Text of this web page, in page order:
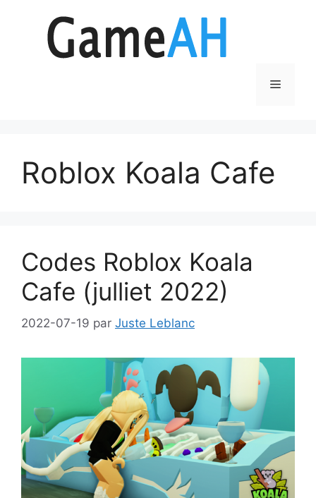
Menu
Roblox Koala Cafe
Codes Roblox Koala
Cafe (julliet 2022)
2022-07-19 par Juste Leblanc